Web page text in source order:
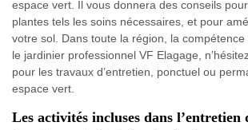
espace vert. Il vous donnera des conseils
plantes tels les soins nécessaires, et pour
votre sol. Dans toute la région, la
le jardinier professionnel VF Elagage,
pour les travaux d’entretien, ponctuel ou
espace vert.
Les activités incluses dans